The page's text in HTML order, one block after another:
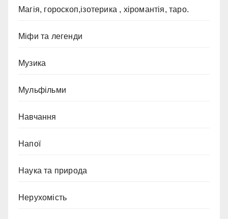
Магія, гороскоп,ізотерика , хіромантія, таро.
Міфи та легенди
Музика
Мульфільми
Навчання
Напої
Наука та природа
Нерухомість